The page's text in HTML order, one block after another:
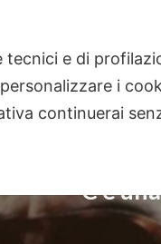
“C’è
tecnici e di
i
continuerai